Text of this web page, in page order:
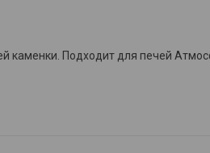
каменки. Подходит для печей